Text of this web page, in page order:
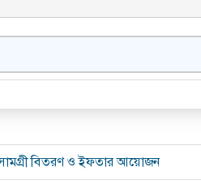
বিতরণ ও ইফতার আয়োজন